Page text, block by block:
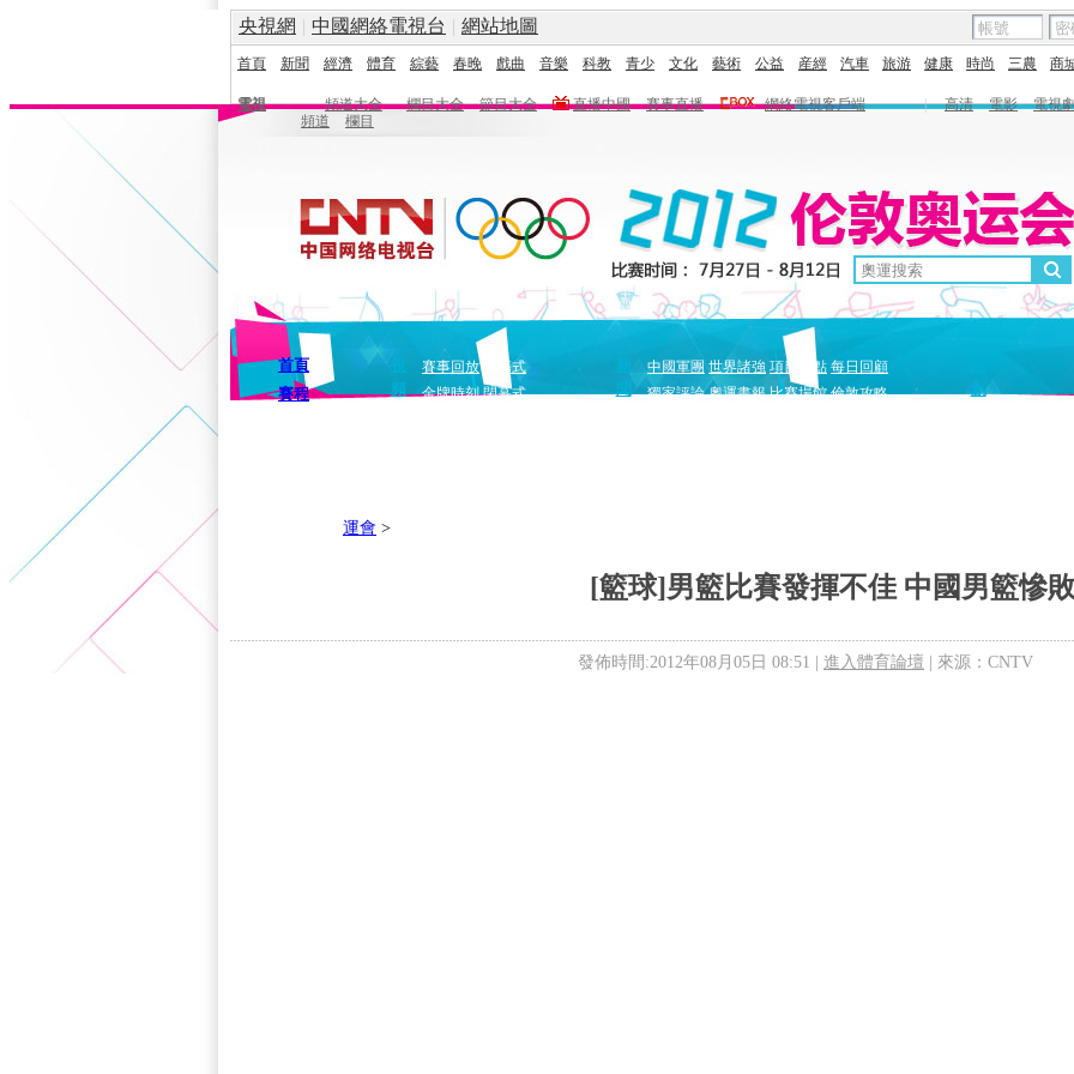
央視網 | 中國網絡電視台 | 網站地圖
首頁 新聞 經濟 體育 綜藝 春晚 戲曲 音樂 科教 青少 文化 藝術 公益 産經 汽車 旅游 健康 時尚 三農 商
電視 頻道大全 欄目大全 節目大全 直播中國 賽事直播 網絡電視客戶端 | 高清 電影
電視
頻道
欄目
首頁
賽程
頻
賽事回放
開幕式
金牌時刻 閉幕式
聞
中國軍團 世界諸強 項目盤點 每日回顧
獨家評論 奧運畫報 比賽場館 倫敦攻略
創
運會 >
[籃球]男籃比賽發揮不佳 中國男籃慘
發佈時間:2012年08月05日 08:51 | 進入體育論壇 | 來源：CNTV